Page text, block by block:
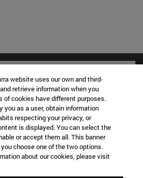
website uses our own and third-
retrieve information when you
of cookies have different purposes.
you as a user, obtain information
respecting your privacy, or
is displayed. You can select the
or accept them all. This banner
choose one of the two options.
about our cookies, please visit